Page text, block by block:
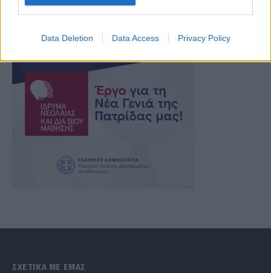
Data Deletion Data Access Privacy Policy
ΣΧΕΤΙΚΑ ΜΕ ΕΜΑΣ